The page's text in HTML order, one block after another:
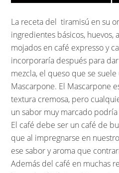
La receta del tiramisú en su
ingredientes básicos, huevos,
mojados en café expresso y
incorporaría después para
mezcla, el queso que se
Mascarpone. El Mascarpone
textura cremosa, pero
un sabor muy marcado
El café debe ser un café de
que al impregnarse en
ese sabor y aroma que
Además del café en muchas